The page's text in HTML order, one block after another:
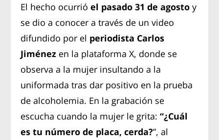
El hecho ocurrió el pasado 31 de agostoy
se dio a conocer a través de un video
difundido por el periodista Carlos
Jiménez en la plataforma X, donde se
observa a la mujer insultando a la
uniformada tras dar positivo en la prueba
de alcoholemia. En la grabación se
escucha cuando la mujer le grita:“¿Cuál
es tu número de placa, cerda?”, al